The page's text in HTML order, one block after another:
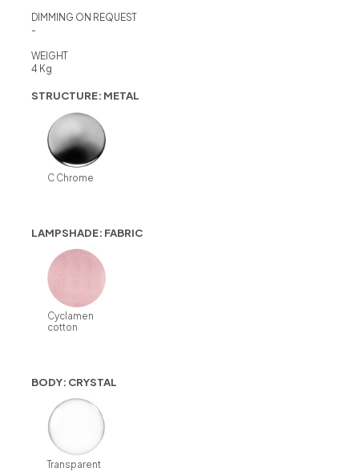
DIMMING ON REQUEST
-
WEIGHT
4 Kg
STRUCTURE: METAL
C Chrome
LAMPSHADE: FABRIC
Cyclamen
cotton
BODY: CRYSTAL
Transparent